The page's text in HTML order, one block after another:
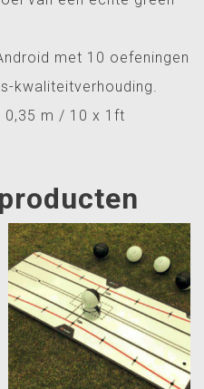
met 10 oefeningen
kwaliteitverhouding.
0,35 m / 10 x 1ft